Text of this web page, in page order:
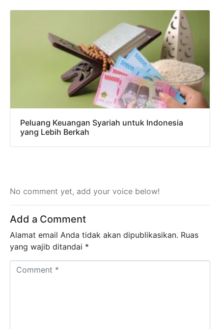
Peluang Keuangan Syariah untuk Indonesia
yang Lebih Berkah
No comment yet, add your voice below!
Add a Comment
Alamat email Anda tidak akan dipublikasikan. Ruas
yang wajib ditandai *
Comment *